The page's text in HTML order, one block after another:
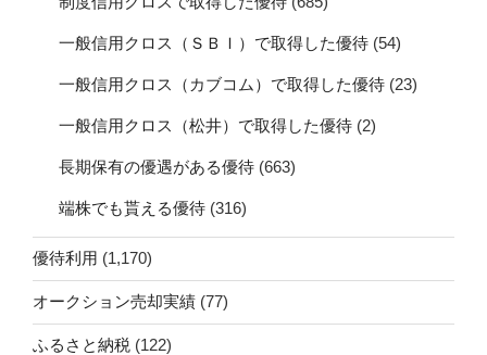
一般信用クロス（ＳＢＩ）で取得した優待 (54)
一般信用クロス（カブコム）で取得した優待 (23)
一般信用クロス（松井）で取得した優待 (2)
長期保有の優遇がある優待 (663)
端株でも貰える優待 (316)
優待利用 (1,170)
オークション売却実績 (77)
ふるさと納税 (122)